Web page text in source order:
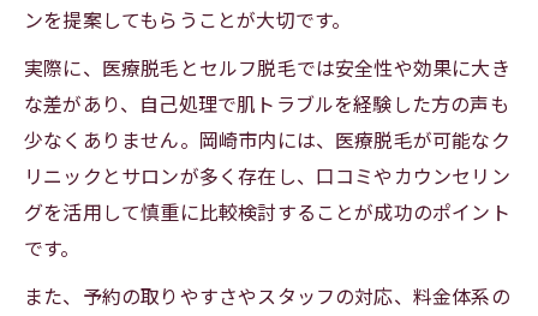
ンを提案してもらうことが大切です。
実際に、医療脱毛とセルフ脱毛では安全性や効果に大き
な差があり、自己処理で肌トラブルを経験した方の声も
少なくありません。岡崎市内には、医療脱毛が可能なク
リニックとサロンが多く存在し、口コミやカウンセリン
グを活用して慎重に比較検討することが成功のポイント
です。
また、予約の取りやすさやスタッフの対応、料金体系の